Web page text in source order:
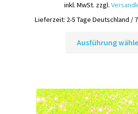
inkl. MwSt. zzgl.
Lieferzeit: 2-5 Tage Deutschland /
Ausführung